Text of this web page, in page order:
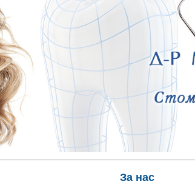
За нас